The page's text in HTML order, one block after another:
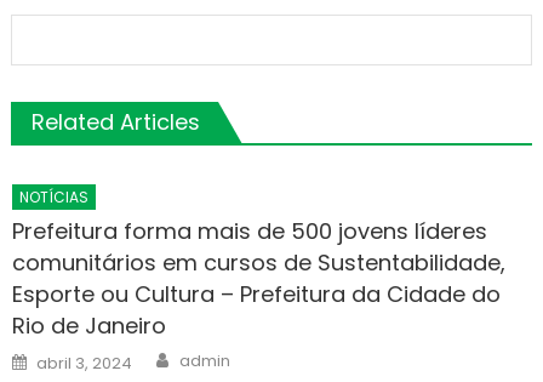
Related Articles
NOTÍCIAS
Prefeitura forma mais de 500 jovens líderes
comunitários em cursos de Sustentabilidade,
Esporte ou Cultura – Prefeitura da Cidade do
Rio de Janeiro
Posted
on
abril 3, 2024 Author
admin